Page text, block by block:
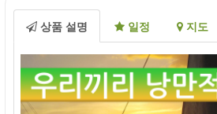
상품 설명 일정 지도